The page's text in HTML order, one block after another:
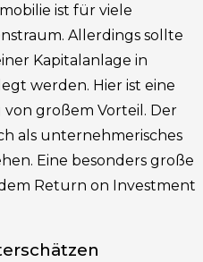
ist für viele
Allerdings sollte
Kapitalanlage in
werden. Hier ist eine
großem Vorteil. Der
als unternehmerisches
Eine besonders große
Return on Investment